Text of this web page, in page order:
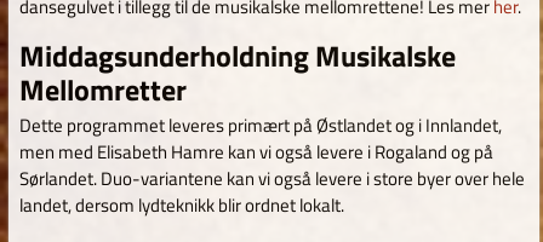
dansegulvet i tillegg til de musikalske mellomrettene! Les merher.
Middagsunderholdning Musikalske
Mellomretter
Dette programmet leveres primært på Østlandet og i Innlandet,
men med Elisabeth Hamre kan vi også levere i Rogaland og på
Sørlandet. Duo-variantene kan vi også levere i store byer over hele
landet, dersom lydteknikk blir ordnet lokalt.